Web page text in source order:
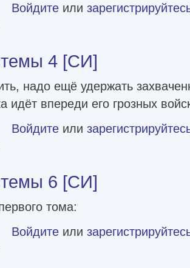
Re: Перерождение задрота любящего жанр
Войдите или
4 [СИ]
надо ещё удержать
идёт впереди его грозных
Лорд Системы 4 [СИ]
Войдите или
6 [СИ]
тома:
Лорд Системы 6 [СИ]
Войдите или